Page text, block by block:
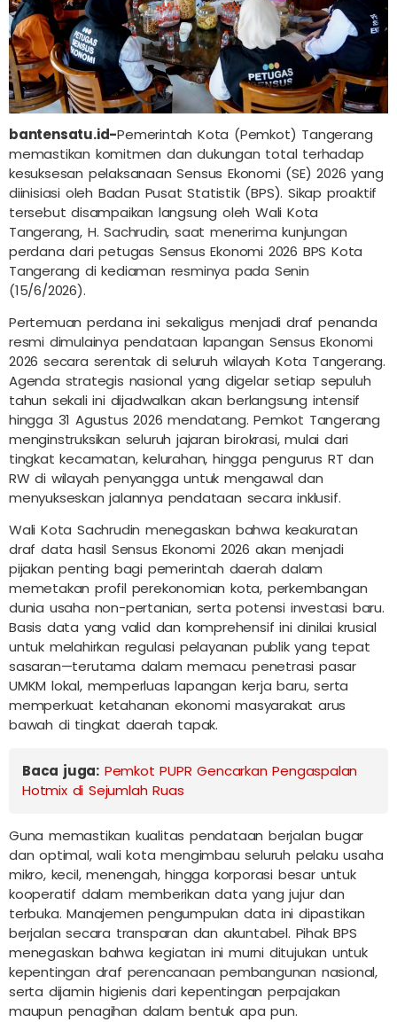
bantensatu.id-Pemerintah Kota (Pemkot) Tangerang
memastikan komitmen dan dukungan total terhadap
kesuksesan pelaksanaan Sensus Ekonomi (SE) 2026 yang
diinisiasi oleh Badan Pusat Statistik (BPS). Sikap proaktif
tersebut disampaikan langsung oleh Wali Kota
Tangerang, H. Sachrudin, saat menerima kunjungan
perdana dari petugas Sensus Ekonomi 2026 BPS Kota
Tangerang di kediaman resminya pada Senin
(15/6/2026).
Pertemuan perdana ini sekaligus menjadi draf penanda
resmi dimulainya pendataan lapangan Sensus Ekonomi
2026 secara serentak di seluruh wilayah Kota Tangerang.
Agenda strategis nasional yang digelar setiap sepuluh
tahun sekali ini dijadwalkan akan berlangsung intensif
hingga 31 Agustus 2026 mendatang. Pemkot Tangerang
menginstruksikan seluruh jajaran birokrasi, mulai dari
tingkat kecamatan, kelurahan, hingga pengurus RT dan
RW di wilayah penyangga untuk mengawal dan
menyukseskan jalannya pendataan secara inklusif.
Wali Kota Sachrudin menegaskan bahwa keakuratan
draf data hasil Sensus Ekonomi 2026 akan menjadi
pijakan penting bagi pemerintah daerah dalam
memetakan profil perekonomian kota, perkembangan
dunia usaha non-pertanian, serta potensi investasi baru.
Basis data yang valid dan komprehensif ini dinilai krusial
untuk melahirkan regulasi pelayanan publik yang tepat
sasaran—terutama dalam memacu penetrasi pasar
UMKM lokal, memperluas lapangan kerja baru, serta
memperkuat ketahanan ekonomi masyarakat arus
bawah di tingkat daerah tapak.
Baca juga: Pemkot PUPR Gencarkan Pengaspalan
Hotmix di Sejumlah Ruas
Guna memastikan kualitas pendataan berjalan bugar
dan optimal, wali kota mengimbau seluruh pelaku usaha
mikro, kecil, menengah, hingga korporasi besar untuk
kooperatif dalam memberikan data yang jujur dan
terbuka. Manajemen pengumpulan data ini dipastikan
berjalan secara transparan dan akuntabel. Pihak BPS
menegaskan bahwa kegiatan ini murni ditujukan untuk
kepentingan draf perencanaan pembangunan nasional,
serta dijamin higienis dari kepentingan perpajakan
maupun penagihan dalam bentuk apa pun.